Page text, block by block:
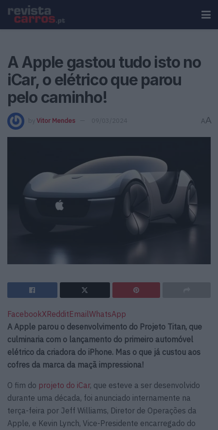
A Apple gastou tudo isto no
iCar, o elétrico que parou
pelo caminho!
by Vitor Mendes 09/03/2024 AA
FacebookXRedditEmailWhatsApp
A Apple parou o desenvolvimento do Projeto Titan, que
culminaria com o lançamento do primeiro automóvel
elétrico da criadora do iPhone. Mas o que já custou aos
cofres da marca da maçã impressiona!
O fim do projeto do iCar, que esteve a ser desenvolvido
durante uma década, foi anunciado internamente na
terça-feira por Jeff Williams, Diretor de Operações da
Apple, e Kevin Lynch, Vice-Presidente encarregado do